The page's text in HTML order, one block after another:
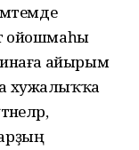
ойошмаһы
айырым
хужалыҡҡа